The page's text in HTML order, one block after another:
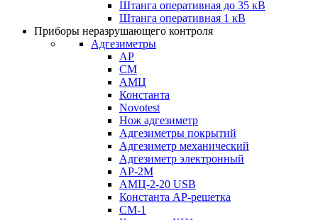
Штанга оперативная до 35 кВ
Штанга оперативная 1 кВ
Приборы неразрушающего контроля
Адгезиметры
АР
СМ
АМЦ
Константа
Novotest
Нож адгезиметр
Адгезиметры покрытий
Адгезиметр механический
Адгезиметр электронный
АР-2М
АМЦ-2-20 USB
Константа АР-решетка
СМ-1